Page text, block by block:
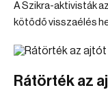
A Szikra-aktivisták
kötődő visszaélés
Rátörték az